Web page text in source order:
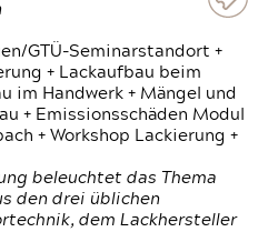
GTÜ-Seminarstandort +
+ Lackaufbau beim
im Handwerk + Mängel und
+ Emissionsschäden Modul
+ Workshop Lackierung +
beleuchtet das Thema
den drei üblichen
dem Lackhersteller